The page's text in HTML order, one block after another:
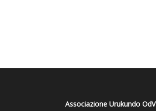
Associazione Urukundo OdV